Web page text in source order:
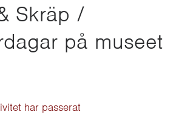
Skräp /
på museet
har passerat